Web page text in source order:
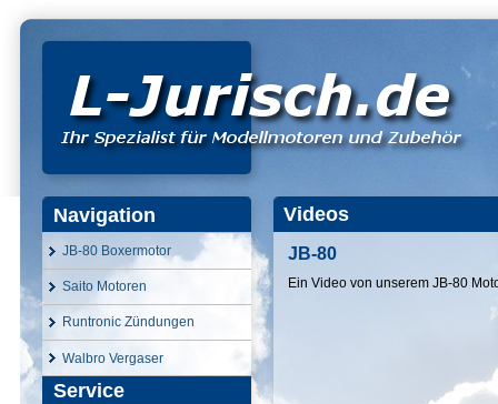
Navigation
JB-80 Boxermotor
Saito Motoren
Runtronic Zündungen
Walbro Vergaser
Service
Videos
JB-80
Ein Video von unserem JB-80